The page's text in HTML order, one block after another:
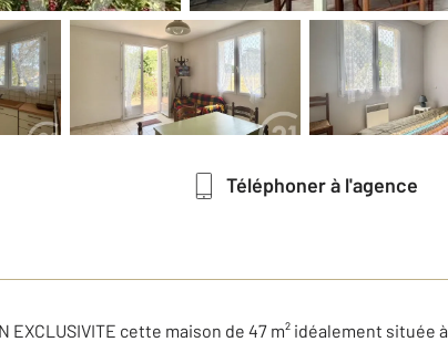
Téléphoner à l'agence
EXCLUSIVITE cette maison de 47 m² idéalement